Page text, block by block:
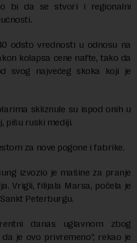
bi da se stvori i regionalni
odsto vrednosti u odnosu na
kolapsa cene nafte, tako da
svog najvećeg skoka koji je
skliznule su ispod onih u
pišu ruski mediji.
za nove pogone i fabrike.
izvozio je mašine za pranje
Vrigli, filijala Marsa, počela je
Peterburgu.
danas uglavnom zbog
je ovo privremeno”, rekao je